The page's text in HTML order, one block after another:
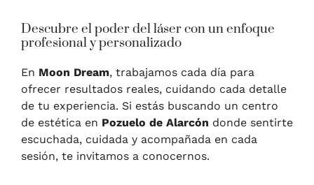
Descubre el poder del láser con un enfoque
profesional y personalizado
En Moon Dream, trabajamos cada día para
ofrecer resultados reales, cuidando cada detalle
de tu experiencia. Si estás buscando un centro
de estética en Pozuelo de Alarcón donde sentirte
escuchada, cuidada y acompañada en cada
sesión, te invitamos a conocernos.